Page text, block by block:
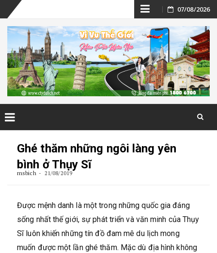
Skip
to
content
07/08/2026
Ghé thăm những ngôi làng yên
bình ở Thụy Sĩ
msbich 21/08/2019
Được mệnh danh là một trong những quốc gia đáng
sống nhất thế giới, sự phát triển và văn minh của Thụy
Sĩ luôn khiến những tín đồ đam mê du lịch mong
muốn được một lần ghé thăm. Mặc dù địa hình không